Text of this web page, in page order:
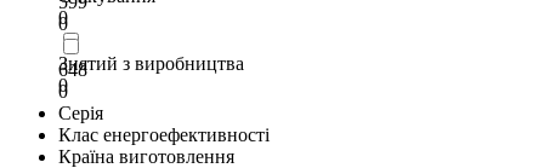
0
Знятий з виробництва
0
0
648
0
Серія
Клас енергоефективності
Країна виготовлення